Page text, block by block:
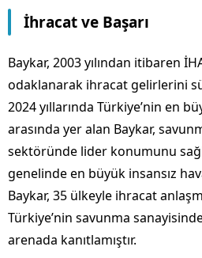
İhracat ve Başarı
Baykar, 2003 yılından itibaren
odaklanarak ihracat gelirlerini
2024 yıllarında Türkiye’nin en
arasında yer alan Baykar,
sektöründe lider konumunu
genelinde en büyük insansız
Baykar, 35 ülkeyle ihracat
Türkiye’nin savunma
arenada kanıtlamıştır.